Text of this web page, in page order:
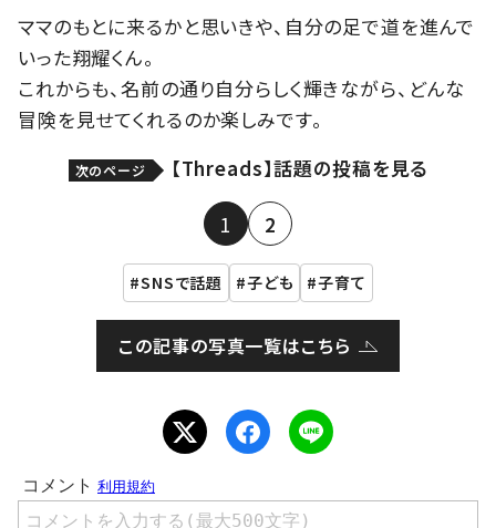
ママのもとに来るかと思いきや、自分の足で道を進んで
いった翔耀くん。
これからも、名前の通り自分らしく輝きながら、どんな
冒険を見せてくれるのか楽しみです。
次のページ 【Threads】話題の投稿を見る
1 2
SNSで話題 子ども 子育て
この記事の写真一覧はこちら